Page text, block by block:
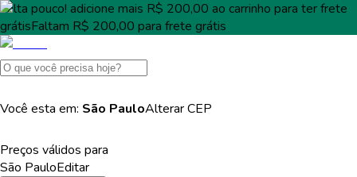
Falta pouco! adicione mais R$ 200,00 ao carrinho para terfrete
grátisFaltam R$ 200,00 para frete grátis
Você esta em: São PauloAlterarCEP
Preços válidos para
São PauloEditar